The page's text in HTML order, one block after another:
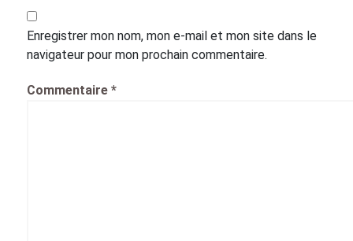
Enregistrer mon nom, mon e-mail et mon site dans le
navigateur pour mon prochain commentaire.
Commentaire *